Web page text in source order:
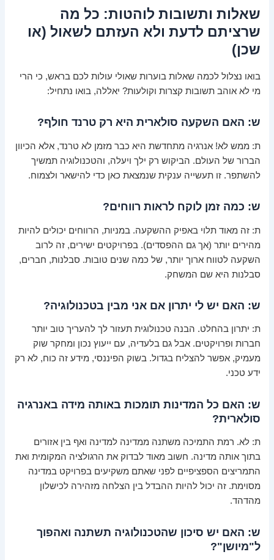
שאלות ותשובות לוהטות: כל מה
שרציתם לדעת ולא העזתם לשאול (או
שכן)
בואו נצלול לכמה שאלות בוערות שאולי עולות לכם בראש, כי הרי
מי לא אוהב תשובות קצרות וקולעות? יאללה, בואו נתחיל:
ש: האם השקעה סולארית היא רק טרנד חולף?
ת: ממש לא! אנרגיה מתחדשת היא כבר מזמן לא טרנד, אלא הכיוון
הברור של העולם. הביקוש רק ילך ויעלה, והטכנולוגיה תמשיך
להשתפר. זו תעשייה ענקית שנמצאת כאן כדי להישאר ולצמוח.
ש: כמה זמן לוקח לראות רווחים?
ת: זה מאוד תלוי באפיק ההשקעה. במניות, הרווחים יכולים להיות
מהירים יותר (אך גם ההפסדים). בפרויקטים ישירים, זה לרוב
השקעה לטווח ארוך יותר, של כמה שנים טובות. סבלנות, חברים,
סבלנות היא שם המשחק.
ש: האם יש לי יתרון אם אני מבין בטכנולוגיה?
ת: יתרון בהחלט. הבנה טכנולוגית תעזור לך להעריך טוב יותר
חברות ופרויקטים. אבל גם בלעדיה, עם ייעוץ נכון ומחקר שוק
מעמיק, אפשר להצליח בגדול. בשוק הפיננסי, מידע זה כוח, לא רק
ידע טכני.
ש: האם כל המדינות תומכות באותה מידה באנרגיה
סולארית?
ת: לא. רמת התמיכה משתנה ממדינה למדינה ואף בין אזורים
בתוך אותה מדינה. חשוב מאוד לבדוק את הרגולציה המקומית ואת
התמריצים הספציפיים לפני שאתם משקיעים בפרויקט במדינה
מסוימת. זה יכול להיות ההבדל בין הצלחה מזהירה לכישלון
מהדהד.
ש: האם יש סיכון שהטכנולוגיה תשתנה ואהפוך
ל"מיושן"?